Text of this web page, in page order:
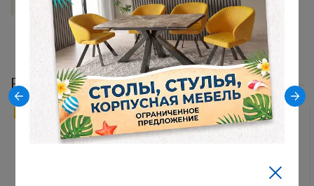
Показать все
Рекомендуемые модели стульв
ХИТ ПРОДАЖ ХИТ ПРОДАЖ РЕКОМЕНДУЕМ